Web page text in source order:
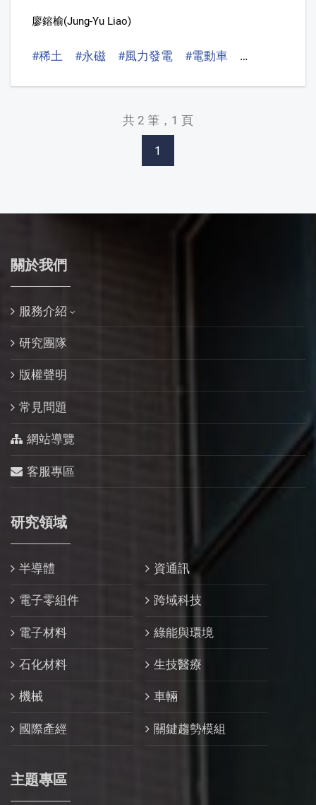
廖鎔榆(Jung-Yu Liao)
#稀土 #永磁 #風力發電 #電動車 #淨零碳排
共 2 筆，1 頁
1
關於我們
服務介紹
研究團隊
版權聲明
常見問題
網站導覽
客服專區
研究領域
半導體 資通訊
電子零組件 跨域科技
電子材料 綠能與環境
石化材料 生技醫療
機械 車輛
國際產經 關鍵趨勢模組
主題專區